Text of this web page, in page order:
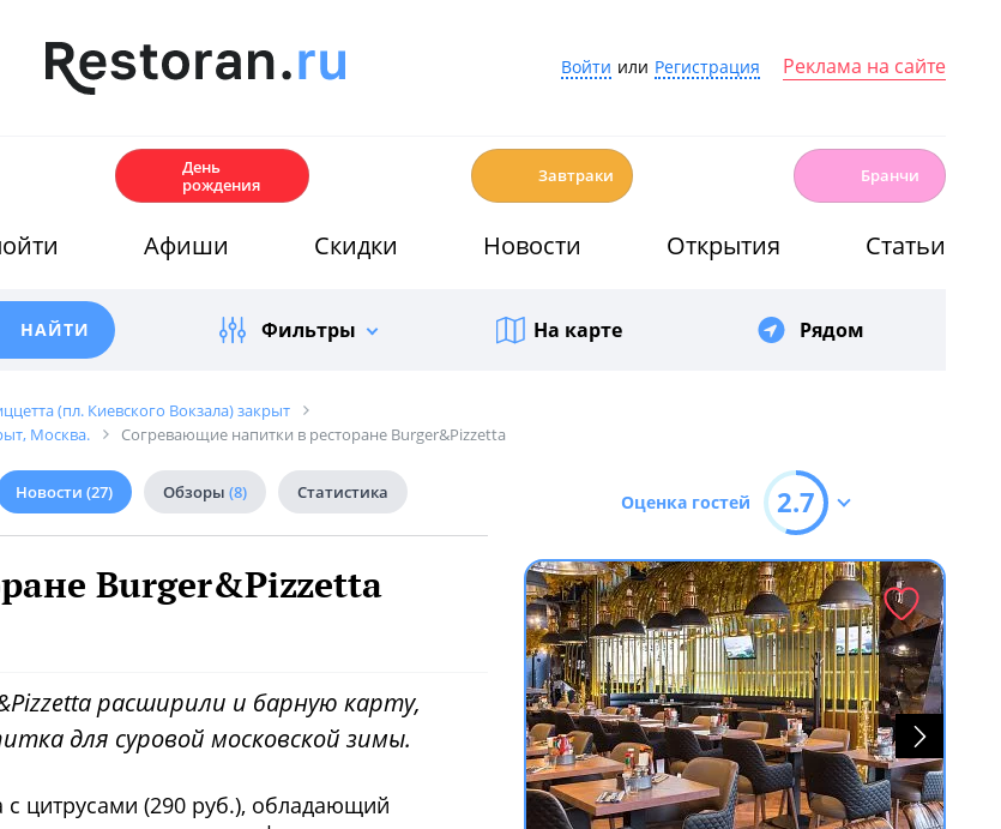
Войти или Регистрация Реклама на сайте
День
рождения
Завтраки Бранчи
Афиши Скидки Новости Открытия Статьи
Фильтры На карте Рядом
(пл. Киевского Вокзала) закрыт
Москва.
Согревающие напитки в ресторане Burger&Pizzetta
Новости (27) Обзоры (8) Статистика
Burger&Pizzetta
расширили и барную карту,
для суровой московской зимы.
цитрусами (290 руб.), обладающий
Оценка гостей 2.7